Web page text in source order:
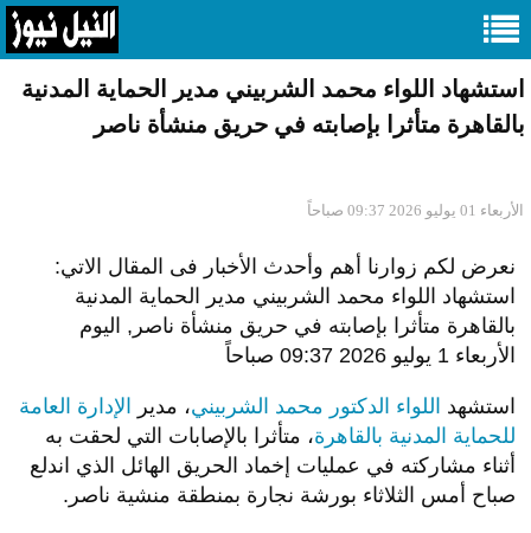
استشهاد اللواء محمد الشربيني مدير الحماية المدنية
بالقاهرة متأثرا بإصابته في حريق منشأة ناصر
الأربعاء 01 يوليو 2026 09:37 صباحاً
نعرض لكم زوارنا أهم وأحدث الأخبار فى المقال الاتي:
استشهاد اللواء محمد الشربيني مدير الحماية المدنية
بالقاهرة متأثرا بإصابته في حريق منشأة ناصر, اليوم
الأربعاء 1 يوليو 2026 09:37 صباحاً
استشهد اللواء الدكتور محمد الشربيني، مدير
الإدارة العامة
للحماية المدنية بالقاهرة، متأثرا بالإصابات التي لحقت به
أثناء مشاركته في عمليات إخماد الحريق الهائل الذي اندلع
صباح أمس الثلاثاء بورشة نجارة بمنطقة منشية ناصر.